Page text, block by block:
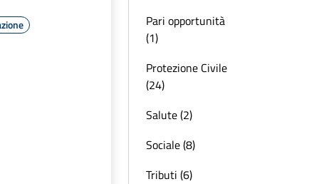
Pari opportunità
(1)
Protezione Civile
(24)
Salute (2)
Sociale (8)
Tributi (6)